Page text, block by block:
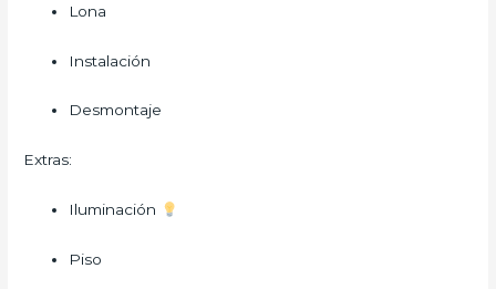
Lona
Instalación
Desmontaje
Extras:
Iluminación
Piso